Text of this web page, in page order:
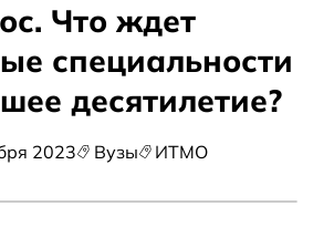
Что ждет
специальности
десятилетие?
2023 Вузы ИТМО